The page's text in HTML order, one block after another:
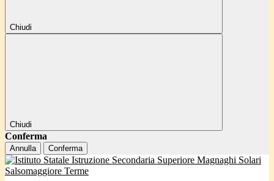
Chiudi
Chiudi
Conferma
Annulla Conferma